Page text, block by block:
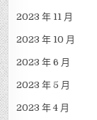
2023 年 11 月
2023 年 10 月
2023 年 6 月
2023 年 5 月
2023 年 4 月